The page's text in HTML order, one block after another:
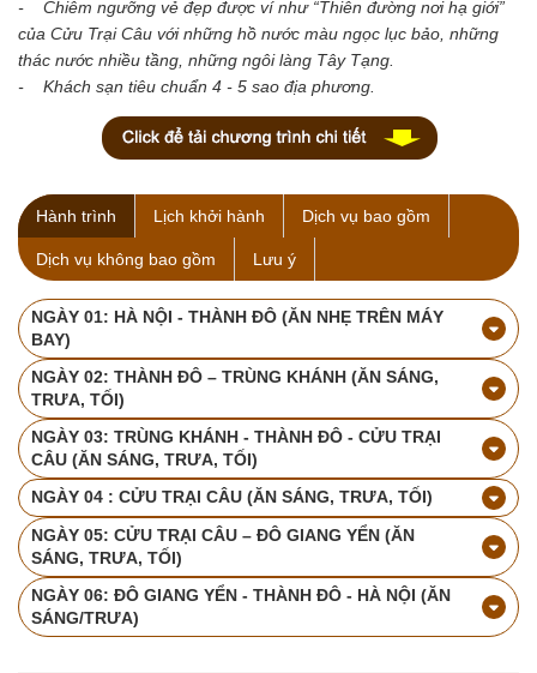
- Chiêm ngưỡng vẻ đẹp được ví như “Thiên đường nơi hạ giới”
của Cửu Trại Câu với những hồ nước màu ngọc lục bảo, những
thác nước nhiều tầng, những ngôi làng Tây Tạng.
- Khách sạn tiêu chuẩn 4 - 5 sao địa phương.
Hành trình Lịch khởi hành Dịch vụ bao gồm
Dịch vụ không bao gồm Lưu ý
NGÀY 01: HÀ NỘI - THÀNH ĐÔ (ĂN NHẸ TRÊN MÁY
BAY)
NGÀY 02: THÀNH ĐÔ – TRÙNG KHÁNH (ĂN SÁNG,
TRƯA, TỐI)
NGÀY 03: TRÙNG KHÁNH - THÀNH ĐÔ - CỬU TRẠI
CÂU (ĂN SÁNG, TRƯA, TỐI)
NGÀY 04 : CỬU TRẠI CÂU (ĂN SÁNG, TRƯA, TỐI)
NGÀY 05: CỬU TRẠI CÂU – ĐÔ GIANG YỂN (ĂN
SÁNG, TRƯA, TỐI)
NGÀY 06: ĐÔ GIANG YỂN - THÀNH ĐÔ - HÀ NỘI (ĂN
SÁNG/TRƯA)